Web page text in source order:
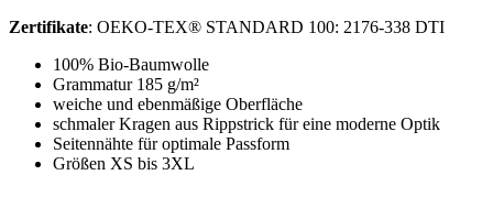
Zertifikate: OEKO-TEX® STANDARD 100: 2176-338 DTI
100% Bio-Baumwolle
Grammatur 185 g/m²
weiche und ebenmäßige Oberfläche
schmaler Kragen aus Rippstrick für eine moderne Optik
Seitennähte für optimale Passform
Größen XS bis 3XL